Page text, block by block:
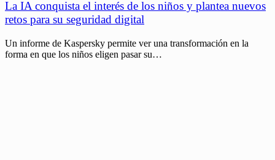
La IA conquista el interés de los niños y plantea nuevos
retos para su seguridad digital
Un informe de Kaspersky permite ver una transformación en la
forma en que los niños eligen pasar su…